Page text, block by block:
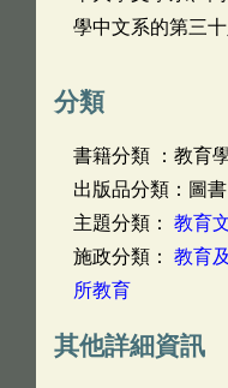
學中文系的第三
分類
書籍分類 ：教育
出版品分類：圖書
主題分類： 教育
施政分類： 教育
所教育
其他詳細資訊